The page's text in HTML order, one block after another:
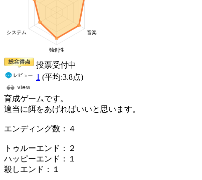
投票受付中
1 (平均:3.8点)
育成ゲームです。
適当に餌をあげればいいと思います。
エンディング数：４
トゥルーエンド：２
ハッピーエンド：１
殺しエンド：１